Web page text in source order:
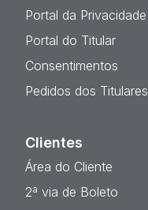
Portal da Privacidade
Portal do Titular
Consentimentos
Pedidos dos Titulares
Clientes
Área do Cliente
2ª via de Boleto